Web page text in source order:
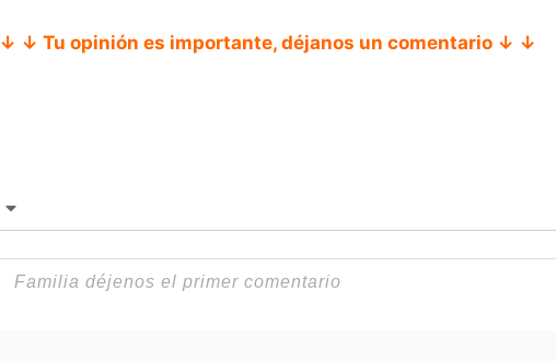
↓ ↓ Tu opinión es importante, déjanos un comentario ↓ ↓